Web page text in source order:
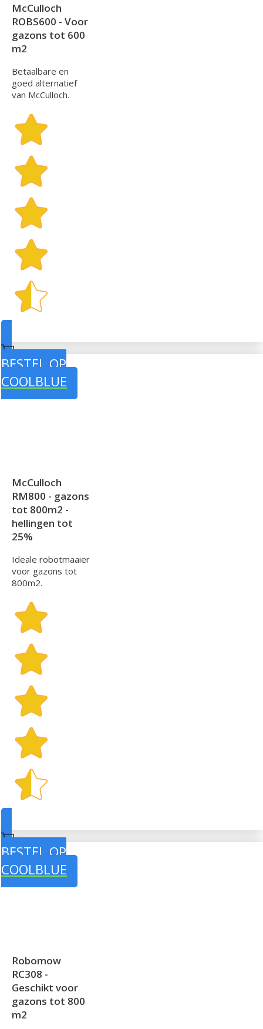
McCulloch
ROBS600 - Voor
gazons tot 600
m2
Betaalbare en
goed alternatief
van McCulloch.
BESTEL OP
COOLBLUE
McCulloch
RM800 - gazons
tot 800m2 -
hellingen tot
25%
Ideale robotmaaier
voor gazons tot
800m2.
BESTEL OP
COOLBLUE
Robomow
RC308 -
Geschikt voor
gazons tot 800
m2